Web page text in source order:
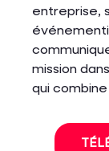
entreprise,
mission
qui